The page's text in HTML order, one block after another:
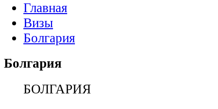
Главная
Визы
Болгария
Болгария
БОЛГАРИЯ